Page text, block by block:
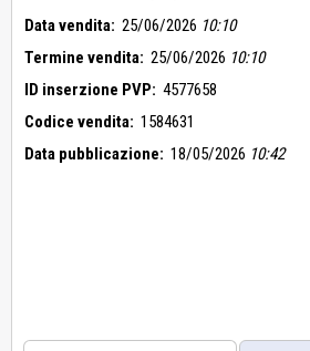
Data vendita: 25/06/2026 10:10
Termine vendita: 25/06/2026 10:10
ID inserzione PVP: 4577658
Codice vendita: 1584631
Data pubblicazione: 18/05/2026 10:42